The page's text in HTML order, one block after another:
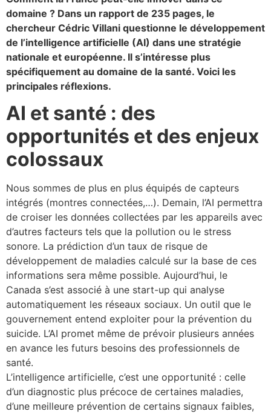
domaine ? Dans un rapport de 235 pages, le
chercheur Cédric Villani questionne le développement
de l’intelligence artificielle (AI) dans une stratégie
nationale et européenne. Il s’intéresse plus
spécifiquement au domaine de la santé. Voici les
principales réflexions.
AI et santé : des
opportunités et des enjeux
colossaux
Nous sommes de plus en plus équipés de capteurs
intégrés (montres connectées,…). Demain, l’AI permettra
de croiser les données collectées par les appareils avec
d’autres facteurs tels que la pollution ou le stress
sonore. La prédiction d’un taux de risque de
développement de maladies calculé sur la base de ces
informations sera même possible. Aujourd’hui, le
Canada s’est associé à une start-up qui analyse
automatiquement les réseaux sociaux. Un outil que le
gouvernement entend exploiter pour la prévention du
suicide. L’AI promet même de prévoir plusieurs années
en avance les futurs besoins des professionnels de
santé.
L’intelligence artificielle, c’est une opportunité : celle
d’un diagnostic plus précoce de certaines maladies,
d’une meilleure prévention de certains signaux faibles,